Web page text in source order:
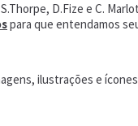
D.Fize e C.
para que entendamos
ilustrações e